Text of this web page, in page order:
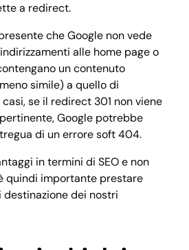
a redirect.
che Google non vede
alle home page o
un contenuto
simile) a quello di
se il redirect 301 non viene
Google potrebbe
di un errore soft 404.
in termini di SEO e non
quindi importante prestare
dei nostri